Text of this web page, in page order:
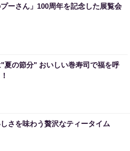
プーさん」100周年を記念した展覧会
夏の節分" おいしい巻寿司で福を呼
さを味わう贅沢なティータイム